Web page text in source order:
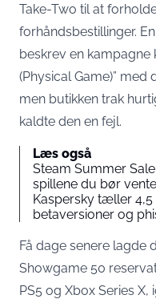
Take-Two til at
forhåndsbestillinger.
beskrev en kampagne
(Physical Game)” med
men butikken trak
kaldte den en fejl.
Læs også
Steam Summer
spillene du bør
Kaspersky tæller 4,5
betaversioner og
Få dage senere lagde
Showgame 50
PS5 og Xbox Series